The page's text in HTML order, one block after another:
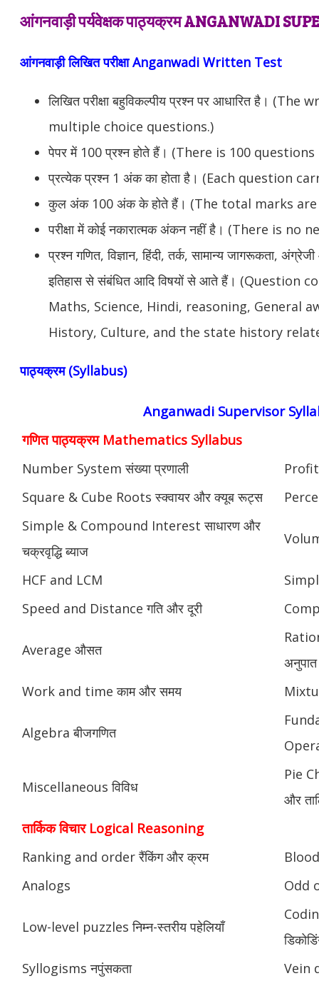
आंगनवाड़ी पर्यवेक्षक पाठ्यक्रम ANGANWADI
आंगनवाड़ी लिखित परीक्षा Anganwadi Written Test
लिखित परीक्षा बहुविकल्पीय प्रश्न पर आधारित है।
multiple choice questions.)
पेपर में 100 प्रश्न होते हैं। (There is 100
प्रत्येक प्रश्न 1 अंक का होता है। (Each question
कुल अंक 100 अंक के होते हैं। (The total marks
परीक्षा में कोई नकारात्मक अंकन नहीं है। (There is
प्रश्न गणित, विज्ञान, हिंदी, तर्क, सामान्य जागरूकता,
इतिहास से संबंधित आदि विषयों से आते हैं।
Maths, Science, Hindi, reasoning, General
History, Culture, and the state history
पाठ्यक्रम (Syllabus)
Anganwadi Supervisor
गणित पाठ्यक्रम Mathematics Syllabus
Number System संख्या प्रणाली
Profit
Square & Cube Roots स्क्वायर और क्यूब रूट्स
Simple & Compound Interest साधारण और
चक्रवृद्धि ब्याज
HCF and LCM
Speed and Distance गति और दूरी
Average औसत
अनुपात
Work and time काम और समय
Algebra बीजगणित
Miscellaneous विविध
Pie
और
तार्किक विचार Logical Reasoning
Ranking and order रैंकिंग और क्रम
Analogs
Odd
Low-level puzzles निम्न-स्तरीय पहेलियाँ
Syllogisms नपुंसकता
Vein